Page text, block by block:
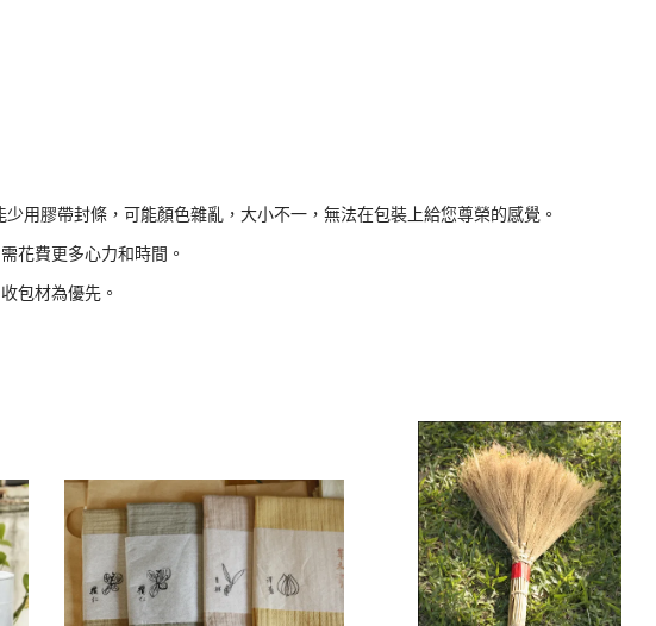
用膠帶封條，可能顏色雜亂，大小不一，無法在包裝上給您尊榮的感覺。
花費更多心力和時間。
包材為優先。